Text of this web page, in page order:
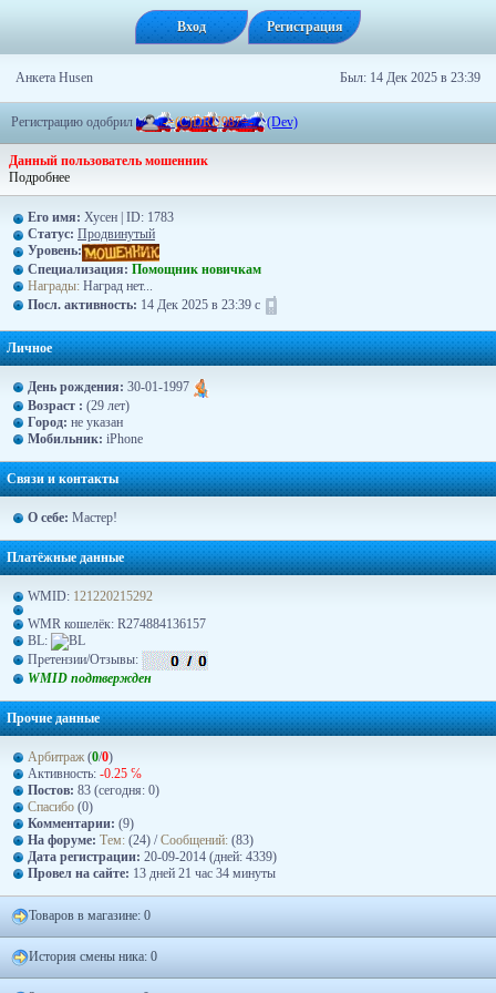
Вход Регистрация
Анкета Husen Был: 14 Дек 2025 в 23:39
Регистрацию одобрил -=(C)DRU987=- (Dev)
Данный пользователь мошенник
Подробнее
Его имя: Хусен | ID: 1783
Статус: Продвинутый
Уровень:
Специализация: Помощник новичкам
Награды: Наград нет...
Посл. активность: 14 Дек 2025 в 23:39 с
Личное
День рождения: 30-01-1997
Возраст : (29 лет)
Город: не указан
Moбильник: iPhone
Связи и контакты
О себе: Мастер!
Платёжные данные
WMID: 121220215292
WMR кошелёк: R274884136157
BL:
Претензии/Отзывы:
WMID подтвержден
Прочие данные
Арбитраж (0/0)
Активность: -0.25 ℅
Постов: 83 (сегодня: 0)
Спасибо (0)
Комментарии: (9)
На форуме: Тем: (24) /Сообщений: (83)
Дата регистрации: 20-09-2014 (дней: 4339)
Провел на сайте: 13 дней 21 час 34 минуты
Товаров в магазине: 0
История смены ника: 0